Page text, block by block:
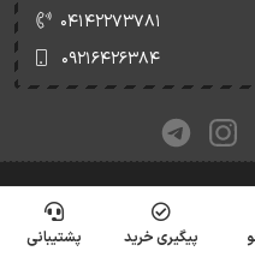
۰۴۱۴۲۲۷۳۷۸۱
۰۹۲۱۶۴۲۶۳۸۴
ایران عرضه می‌باشد.
پیگیری خرید پشتیبانی